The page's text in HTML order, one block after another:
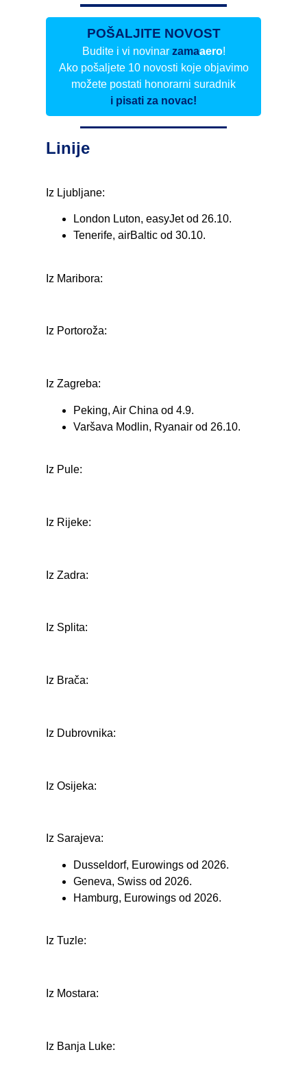
POŠALJITE NOVOST
Budite i vi novinar zamaaero!
Ako pošaljete 10 novosti koje objavimo
možete postati honorarni suradnik
i pisati za novac!
Linije
Iz Ljubljane:
London Luton, easyJet od 26.10.
Tenerife, airBaltic od 30.10.
Iz Maribora:
Iz Portoroža:
Iz Zagreba:
Peking, Air China od 4.9.
Varšava Modlin, Ryanair od 26.10.
Iz Pule:
Iz Rijeke:
Iz Zadra:
Iz Splita:
Iz Brača:
Iz Dubrovnika:
Iz Osijeka:
Iz Sarajeva:
Dusseldorf, Eurowings od 2026.
Geneva, Swiss od 2026.
Hamburg, Eurowings od 2026.
Iz Tuzle:
Iz Mostara:
Iz Banja Luke: